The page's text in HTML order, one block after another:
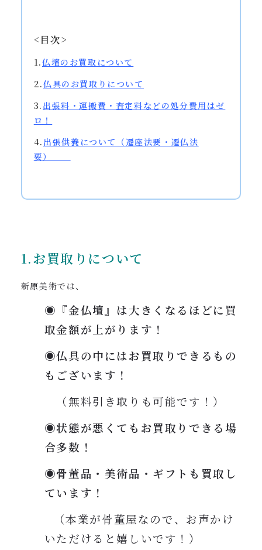
<目次>
1.仏壇のお買取について
2.仏具のお買取りについて
3. 出張料・運搬費・査定料などの処分費用はゼ
ロ！
4. 出張供養 について（遷座法要・遷仏法
要）
1.お買取りについて
新原美術では、
◉『金仏壇』は大きくなるほどに買
取金額が上がります！
◉仏具の中にはお買取りできるもの
もございます！
（無料引き取りも可能です！）
◉状態が悪くてもお買取りできる場
合多数！
◉骨董品・美術品・ギフトも買取し
ています！
（本業が骨董屋なので、お声かけ
いただけると嬉しいです！）